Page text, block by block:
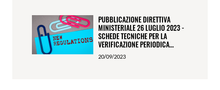
PUBBLICAZIONE DIRETTIVA
MINISTERIALE 26 LUGLIO 2023 -
SCHEDE TECNICHE PER LA
VERIFICAZIONE PERIODICA...
20/09/2023